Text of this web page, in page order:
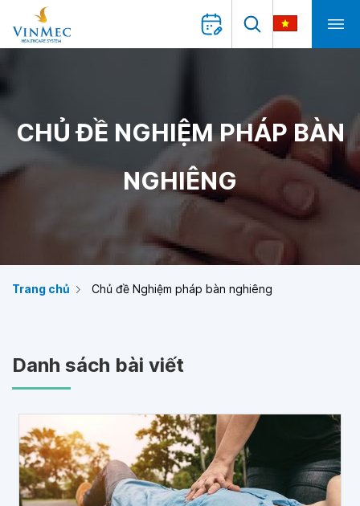
CHỦ ĐỀ NGHIỆM PHÁP BÀN
NGHIÊNG
Trang chủ Chủ đề Nghiệm pháp bàn nghiêng
Danh sách bài viết